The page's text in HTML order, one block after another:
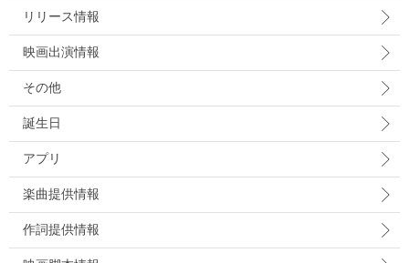
リリース情報
映画出演情報
その他
誕生日
アプリ
楽曲提供情報
作詞提供情報